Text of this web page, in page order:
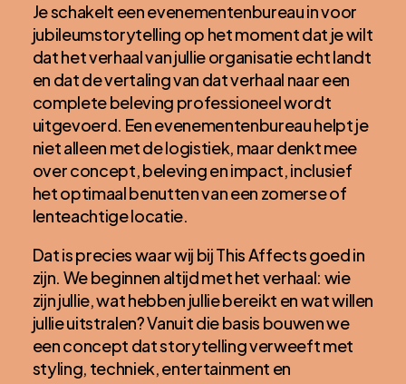
Je schakelt een evenementenbureau in voor
jubileumstorytelling op het moment dat je wilt
dat het verhaal van jullie organisatie echt landt
en dat de vertaling van dat verhaal naar een
complete beleving professioneel wordt
uitgevoerd. Een evenementenbureau helpt je
niet alleen met de logistiek, maar denkt mee
over concept, beleving en impact, inclusief
het optimaal benutten van een zomerse of
lenteachtige locatie.
Dat is precies waar wij bij This Affects goed in
zijn. We beginnen altijd met het verhaal: wie
zijn jullie, wat hebben jullie bereikt en wat willen
jullie uitstralen? Vanuit die basis bouwen we
een concept dat storytelling verweeft met
styling, techniek, entertainment en